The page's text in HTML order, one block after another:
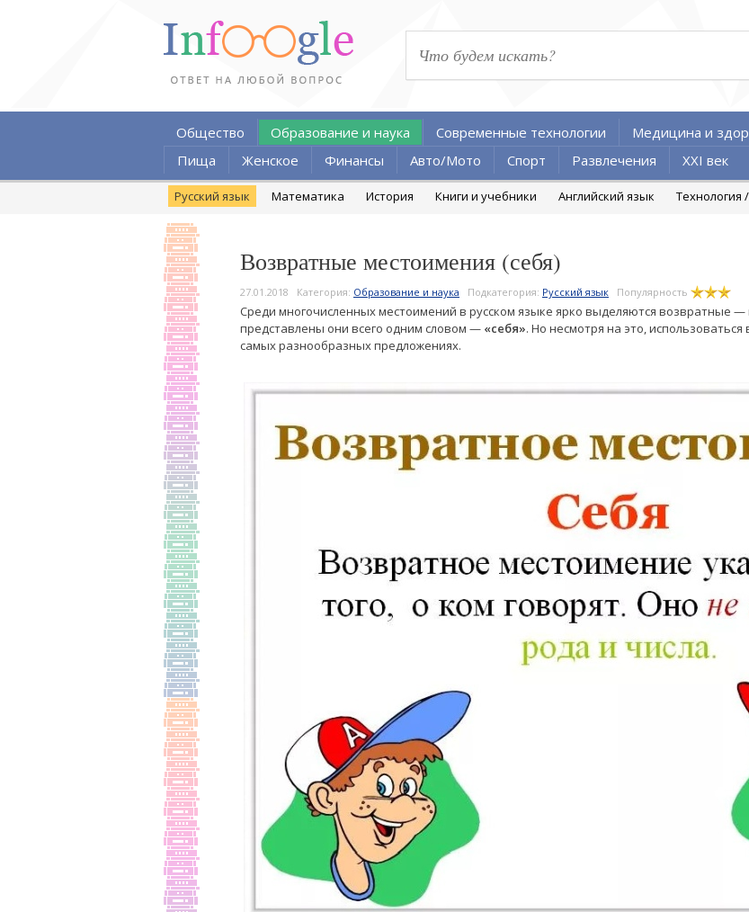
Общество Образование и наука Современные технологии Медицина и
Пища
Женское Финансы Авто/Мото Спорт Развлечения XXI век
Русский язык Математика История Книги и учебники Английский язык Технология
Возвратные местоимения (себя)
27.01.2018 Категория: Образование и наука Подкатегория: Русский язык Популярность
Среди многочисленных местоимений в русском языке ярко выделяются возвратные
представлены они всего одним словом — «себя». Но несмотря на это,
самых разнообразных предложениях.